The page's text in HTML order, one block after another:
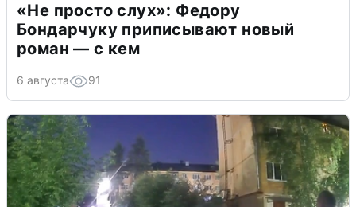
«Не просто слух»: Федору
Бондарчуку приписывают новый
роман — с кем
6 августа 91